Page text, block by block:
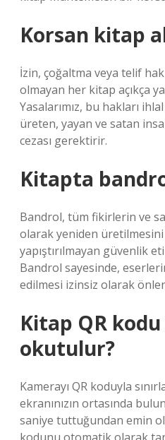
Korsan kitap
İzin, çoğaltma veya telif
olmayan her kitap açıkça
Yasalarımız, bu hakları
üreten, yayan ve satan
cezası gerektirir.
Kitapta
Bandrol, tüm fikirlerin ve
olarak yeniden üretilmesini
yapıştırılmayan güvenlik
Bandrol sayesinde,
edilmesi izinsiz olarak
Kitap QR kodu
okutulur?
Kamerayı QR koduyla
ekranınızın ortasında
saniye tuttuğundan emin